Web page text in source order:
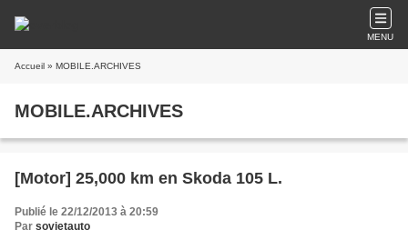
MENU
Accueil » MOBILE.ARCHIVES
MOBILE.ARCHIVES
[Motor] 25,000 km en Skoda 105 L.
Publié le 22/12/2013 à 20:59
Par sovietauto